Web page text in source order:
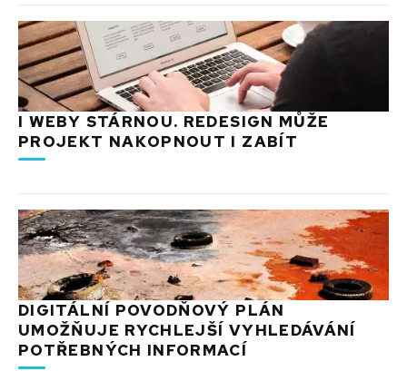
I WEBY STÁRNOU. REDESIGN MŮŽE
PROJEKT NAKOPNOUT I ZABÍT
DIGITÁLNÍ POVODŇOVÝ PLÁN
UMOŽŇUJE RYCHLEJŠÍ VYHLEDÁVÁNÍ
POTŘEBNÝCH INFORMACÍ